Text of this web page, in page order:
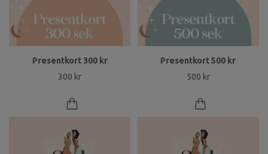
Presentkort 300 kr
300 kr
Presentkort 500 kr
500 kr